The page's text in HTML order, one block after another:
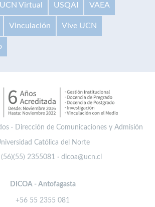
UCN Virtual USQAI VAEA
Vinculación Vive UCN
· Dirección de Comunicaciones y Admisión
Católica del Norte
(56)(55) 2355081 · dicoa@ucn.cl
DICOA - Antofagasta
+56 55 2355 081